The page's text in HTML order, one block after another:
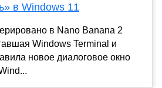
в Windows 11
в Nano Banana 2
Windows Terminal и
новое диалоговое окно